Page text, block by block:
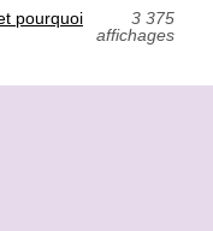
pourquoi
3 375
affichages